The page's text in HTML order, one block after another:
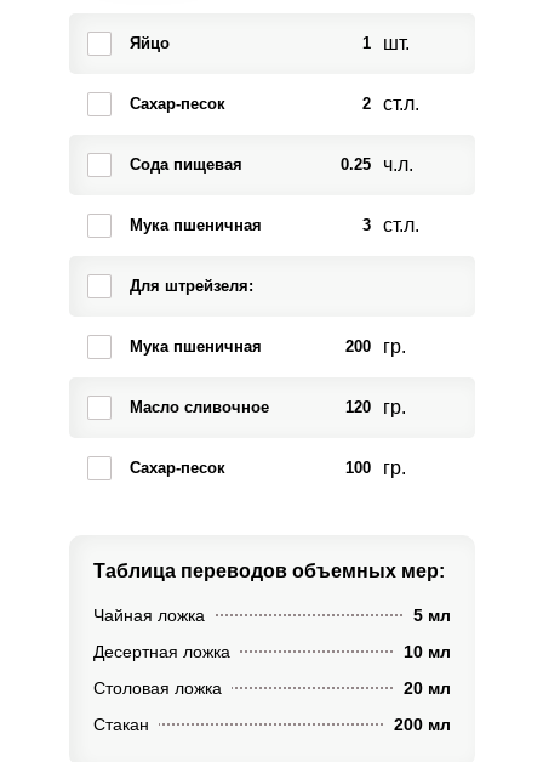
Яйцо 1 шт.
Сахар-песок 2 ст.л.
Сода пищевая 0.25 ч.л.
Мука пшеничная 3 ст.л.
Для штрейзеля:
Мука пшеничная 200 гр.
Масло сливочное 120 гр.
Сахар-песок 100 гр.
Таблица переводов объемных мер:
Чайная ложка
5 мл
Десертная ложка
10 мл
Столовая ложка
20 мл
Стакан
200 мл